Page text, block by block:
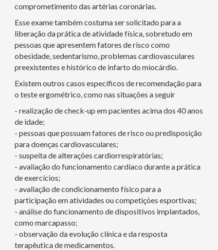
comprometimento das artérias coronárias.
Esse exame também costuma ser solicitado para a
liberação da prática de atividade física, sobretudo em
pessoas que apresentem fatores de risco como
obesidade, sedentarismo, problemas cardiovasculares
preexistentes e histórico de infarto do miocárdio.
Existem outros casos específicos de recomendação para
o teste ergométrico, como nas situações a seguir
- realização de check-up em pacientes acima dos 40 anos
de idade;
- pessoas que possuam fatores de risco ou predisposição
para doenças cardiovasculares;
- suspeita de alterações cardiorrespiratórias;
- avaliação do funcionamento cardíaco durante a prática
de exercícios;
- avaliação de condicionamento físico para a
participação em atividades ou competições esportivas;
- análise do funcionamento de dispositivos implantados,
como marcapasso;
- observação da evolução clínica e da resposta
terapêutica de medicamentos.